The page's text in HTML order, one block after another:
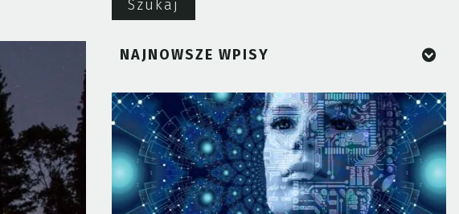
NAJNOWSZE WPISY